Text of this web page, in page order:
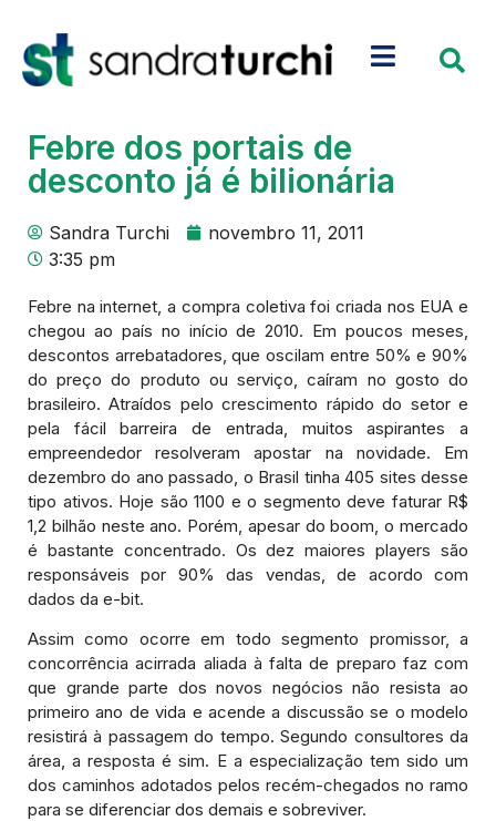
Febre dos portais de
desconto já é bilionária
Sandra Turchi
novembro 11, 2011
3:35 pm
Febre na internet, a compra coletiva foi criada nos EUA e
chegou ao país no início de 2010. Em poucos meses,
descontos arrebatadores, que oscilam entre 50% e 90%
do preço do produto ou serviço, caíram no gosto do
brasileiro. Atraídos pelo crescimento rápido do setor e
pela fácil barreira de entrada, muitos aspirantes a
empreendedor resolveram apostar na novidade. Em
dezembro do ano passado, o Brasil tinha 405 sites desse
tipo ativos. Hoje são 1100 e o segmento deve faturar R$
1,2 bilhão neste ano. Porém, apesar do boom, o mercado
é bastante concentrado. Os dez maiores players são
responsáveis por 90% das vendas, de acordo com
dados da e-bit.
Assim como ocorre em todo segmento promissor, a
concorrência acirrada aliada à falta de preparo faz com
que grande parte dos novos negócios não resista ao
primeiro ano de vida e acende a discussão se o modelo
resistirá à passagem do tempo. Segundo consultores da
área, a resposta é sim. E a especialização tem sido um
dos caminhos adotados pelos recém-chegados no ramo
para se diferenciar dos demais e sobreviver.